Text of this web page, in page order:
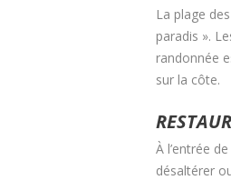
La plage
paradis ».
randonnée
sur la côte.
À l’entrée
désaltérer